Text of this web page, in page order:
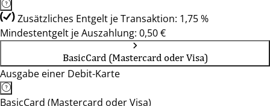
Zusätzliches Entgelt je Transaktion: 1,75 %
Mindestentgelt je Auszahlung: 0,50 €
BasicCard (Mastercard oder Visa)
Ausgabe einer Debit-Karte
BasicCard (Mastercard oder Visa)